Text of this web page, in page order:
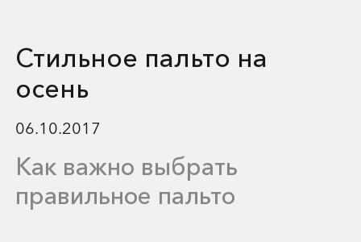
Стильное пальто на
осень
06.10.2017
Как важно выбрать
правильное пальто